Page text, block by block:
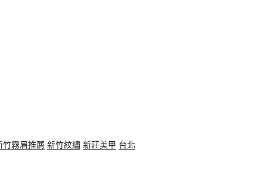
竹霧眉推薦 新竹紋繡 新莊美甲 台北